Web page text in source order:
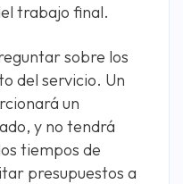
trabajo final.
sobre los
del servicio. Un
un
y no tendrá
tiempos de
presupuestos a